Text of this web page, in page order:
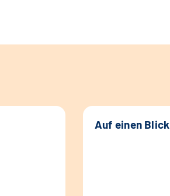
Auf einen Blick